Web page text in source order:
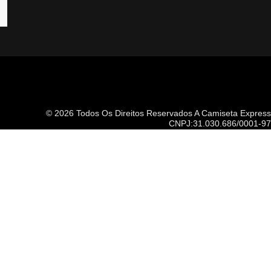
© 2026 Todos Os Direitos Reservados ACamiseta Express
CNPJ:31.030.686/0001-97